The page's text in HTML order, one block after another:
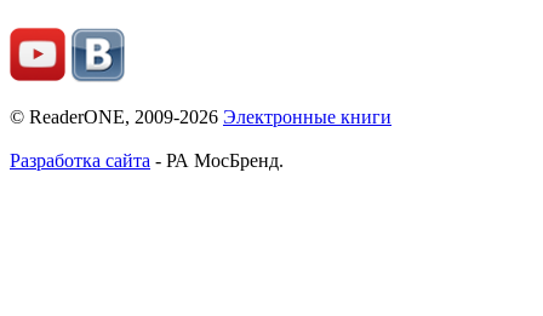
© ReaderONE, 2009-2026 Электронные книги
Разработка сайта - РА МосБренд.